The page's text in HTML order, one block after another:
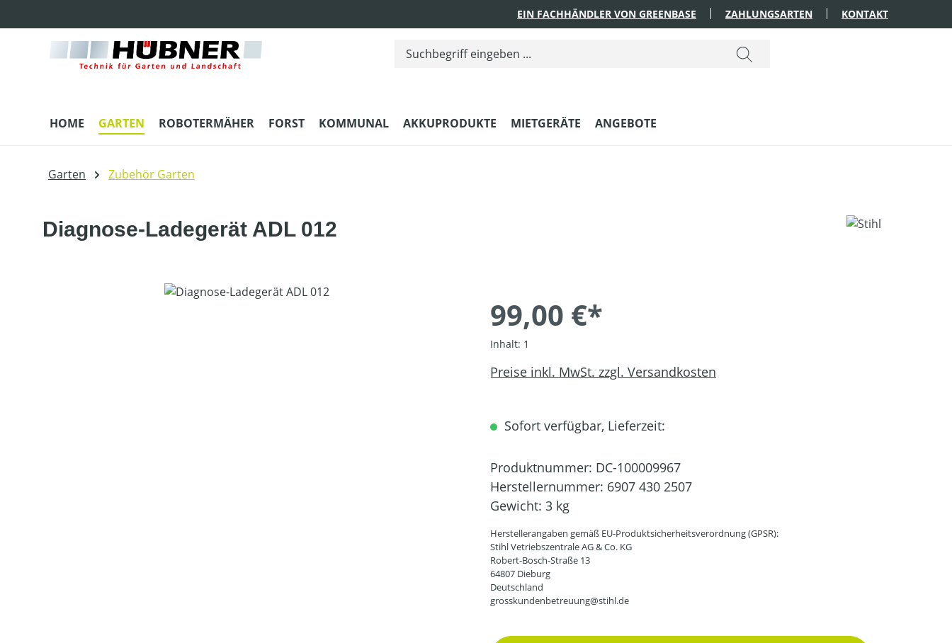
EIN FACHHÄNDLER VON GREENBASE ZAHLUNGSARTEN KONTAKT
HOME GARTEN ROBOTERMÄHER FORST KOMMUNAL AKKUPRODUKTE MIETGERÄTE ANGEBOTE
Garten Zubehör Garten
Diagnose-Ladegerät ADL 012
Bildergalerie überspringen
99,00 €*
Inhalt: 1
Preise inkl. MwSt. zzgl. Versandkosten
Sofort verfügbar, Lieferzeit:
Produktnummer: DC-100009967
Herstellernummer: 6907 430 2507
Gewicht: 3 kg
Herstellerangaben gemäß EU-Produktsicherheitsverordnung (GPSR):
Stihl Vetriebszentrale AG & Co. KG
Robert-Bosch-Straße 13
64807 Dieburg
Deutschland
grosskundenbetreuung@stihl.de